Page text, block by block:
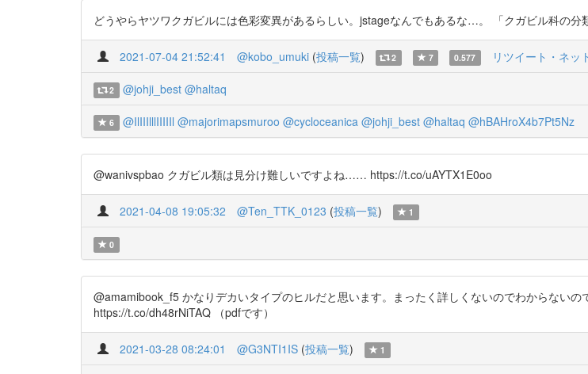
どうやらヤツワクガビルには色彩変異があるらしい。jstageなんでもあるな…。 「クガビル科の
2021-07-04 21:52:41 @kobo_umuki (投稿一覧) 2 7 0.577 リツイート・ネッ
2 @johji_best @haltaq
6 @IlIIIlllIIIIIl @majorimapsmuroo @cycloceanica @johji_best @haltaq @hBAHroX4b7Pt5Nz
@wanivspbao クガビル類は見分け難しいですよね…… https://t.co/uAYTX1E0oo
2021-04-08 19:05:32 @Ten_TTK_0123 (投稿一覧) 1
0
@amamibook_f5 かなりデカいタイプのヒルだと思います。まったく詳しくないのでわからないの
https://t.co/dh48rNiTAQ （pdfです）
2021-03-28 08:24:01 @G3NTI1IS (投稿一覧) 1